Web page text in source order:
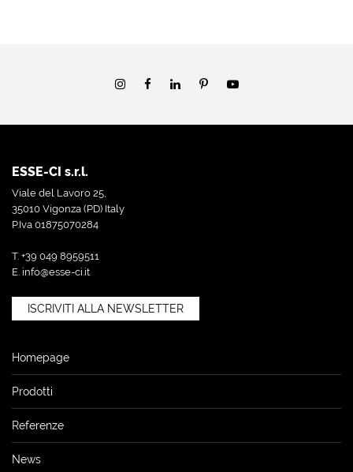
ESSE-CI s.r.l.
Viale del Lavoro 25,
35010 Vigonza (PD) Italy
P.Iva 01875070284
T. +39 049 8959511
E. info@esse-ci.it
ISCRIVITI ALLA NEWSLETTER
Homepage
Prodotti
Referenze
News